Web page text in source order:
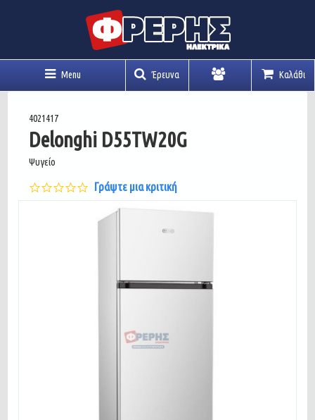
Menu Έρευνα Καλάθι
4021417
Delonghi D55TW20G
Ψυγείο
0.0
star
rating
Γράψτε μια κριτική